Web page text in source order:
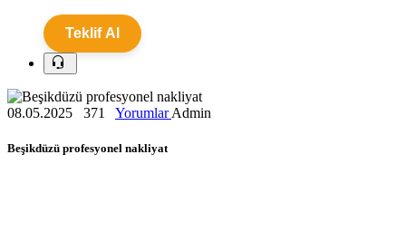
Teklif Al
08.05.2025 371 YorumlarAdmin
Beşikdüzü profesyonel nakliyat